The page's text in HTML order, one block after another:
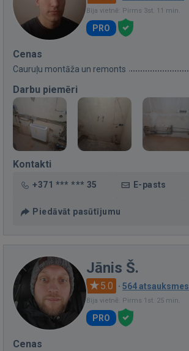
Bija vietnē: Pirms 3st. 11 min.
PRO
Cenas
Cauruļu montāža un remonts
Darbu piemēri
Kontakti
+371 *** *** 35 E-pasts
Piedāvāt pasūtījumu
Jānis Š.
5.0 · 564 atsauksmes
Bija vietnē: Pirms 1st. 25 min.
PRO
Cenas